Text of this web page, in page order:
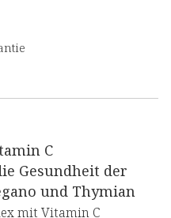
C
Gesundheit der
und Thymian
mit Vitamin C